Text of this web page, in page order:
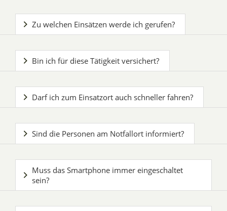
Zu welchen Einsätzen werde ich gerufen?
Bin ich für diese Tätigkeit versichert?
Darf ich zum Einsatzort auch schneller fahren?
Sind die Personen am Notfallort informiert?
Muss das Smartphone immer eingeschaltet
sein?